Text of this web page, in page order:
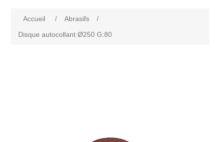
Accueil / Abrasifs
/
Disque autocollant Ø250 G:80